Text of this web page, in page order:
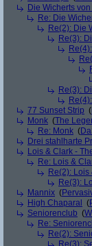
Die Wicherts
Re: Die
Re(2): Die
Re(3):
Re(3):
77 Sunset Strip (
Monk (The
Re: Monk (
Drei stahlharte
Lois & Clark -
Re: Lois &
Re(2): Lois
Re(3):
Mannix (
High Chaparal
(
Seniorenclub (
Re:
Re(2):
Re(3):